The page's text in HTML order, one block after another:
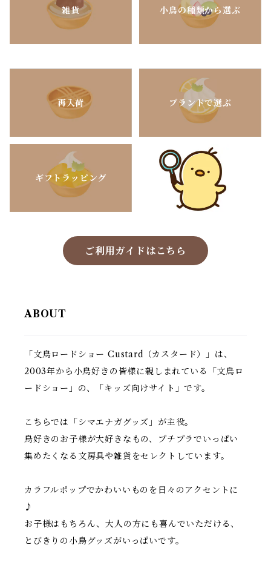
雑貨 小鳥の種類から選ぶ
再入荷 ブランドで選ぶ
ギフトラッピング
ご利用ガイドはこちら
ABOUT
「文鳥ロードショー Custard（カスタード）」は、
2003年から小鳥好きの皆様に親しまれている「文鳥ロ
ードショー」の、「キッズ向けサイト」です。
こちらでは「シマエナガグッズ」が主役。
鳥好きのお子様が大好きなもの、プチプラでいっぱい
集めたくなる文房具や雑貨をセレクトしています。
カラフルポップでかわいいものを日々のアクセントに
♪
お子様はもちろん、大人の方にも喜んでいただける、
とびきりの小鳥グッズがいっぱいです。